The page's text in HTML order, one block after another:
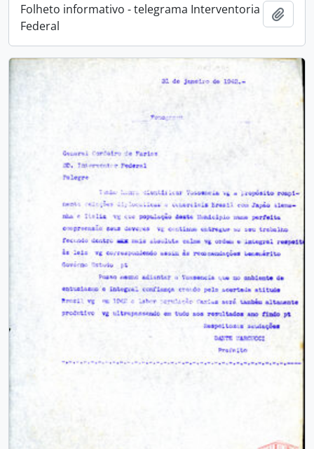
Folheto informativo - telegrama Interventoria
Federal